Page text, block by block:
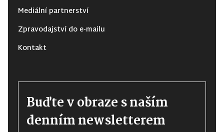
Mediální partnerství
Zpravodajství do e-mailu
Kontakt
Buďte v obraze s naším
denním newsletterem